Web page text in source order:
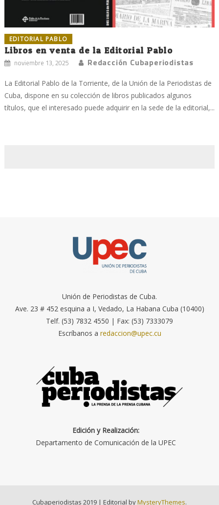
EDITORIAL PABLO
Libros en venta de la Editorial Pablo
noviembre 13, 2025 Redacción Cubaperiodistas
La Editorial Pablo de la Torriente, de la Unión de la Periodistas de
Cuba, dispone en su colección de libros publicados algunos
títulos, que el interesado puede adquirir en la sede de la editorial,...
Unión de Periodistas de Cuba.
Ave. 23 # 452 esquina a I, Vedado, La Habana Cuba (10400)
Telf. (53) 7832 4550 | Fax: (53) 7333079
Escríbanos a redaccion@upec.cu
Edición y Realización:
Departamento de Comunicación de la UPEC
Cubaperiodistas 2019 | Editorial byMysteryThemes.